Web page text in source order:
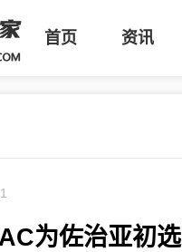
首页 资讯
为佐治亚初